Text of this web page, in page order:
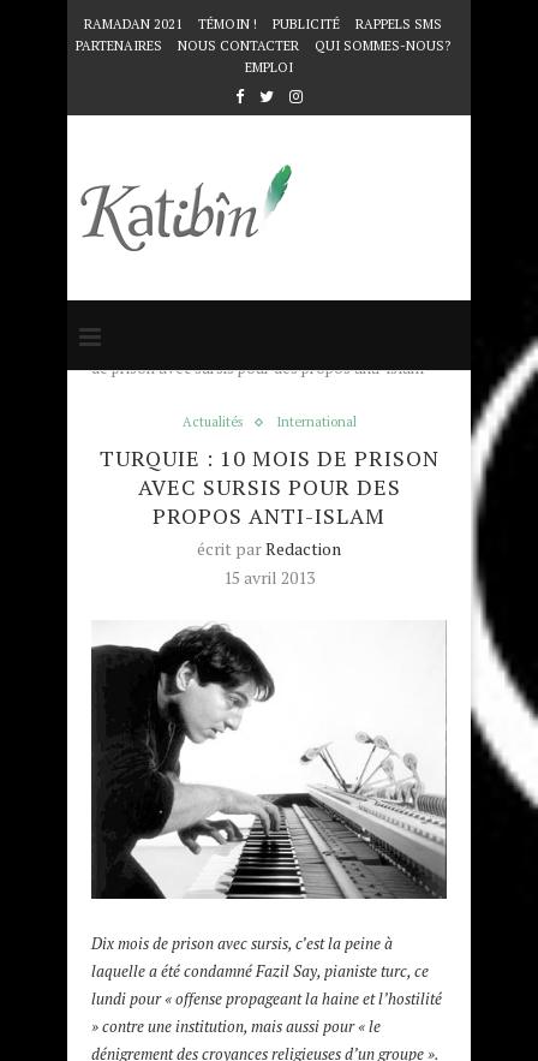
RAMADAN 2021 TÉMOIN ! PUBLICITÉ
RAPPELS SMS
PARTENAIRES
NOUS CONTACTER
QUI SOMMES-NOUS?
EMPLOI
Accueil
de prison avec sursis pour des propos anti-islam
Actualités International
TURQUIE : 10 MOIS DE PRISON
AVEC SURSIS POUR DES
PROPOS ANTI-ISLAM
écrit parRedaction
15 avril 2013
Dix mois de prison avec sursis, c’est la peine à
laquelle a été condamné Fazil Say, pianiste turc, ce
lundi pour « offense propageant la haine et l’hostilité
» contre une institution, mais aussi pour « le
dénigrement des croyances religieuses d’un groupe ».